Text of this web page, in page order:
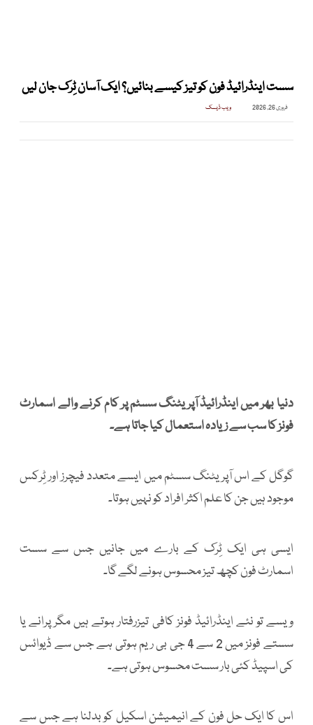
سست اینڈرائیڈ فون کو تیز کیسے بنائیں؟ ایک آسان ٹِرک جان لیں
فروری 26, 2026 ویب ڈیسک
دنیا بھر میں اینڈرائیڈ آپریٹنگ سسٹم پر کام کرنے والے اسمارٹ
فونز کا سب سے زیادہ استعمال کیا جاتا ہے۔
گوگل کے اس آپریٹنگ سسٹم میں ایسے متعدد فیچرز اور ٹِرکس
موجود ہیں جن کا علم اکثر افراد کو نہیں ہوتا۔
ایسی ہی ایک ٹِرک کے بارے میں جانیں جس سے سست
اسمارٹ فون کچھ تیز محسوس ہونے لگے گا۔
ویسے تو نئے اینڈرائیڈ فونز کافی تیزرفتار ہوتے ہیں مگر پرانے یا
سستے فونز میں 2 سے 4 جی بی ریم ہوتی ہے جس سے ڈیوائس
کی اسپیڈ کئی بار سست محسوس ہوتی ہے۔
اس کا ایک حل فون کے انیمیشن اسکیل کو بدلنا ہے جس سے